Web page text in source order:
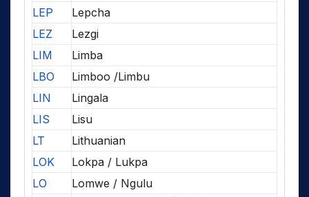
LEP
Lepcha
LEZ
Lezgi
LIM
Limba
LBO
Limboo /Limbu
LIN
Lingala
LIS
Lisu
LT
Lithuanian
LOK
Lokpa / Lukpa
LO
Lomwe / Ngulu